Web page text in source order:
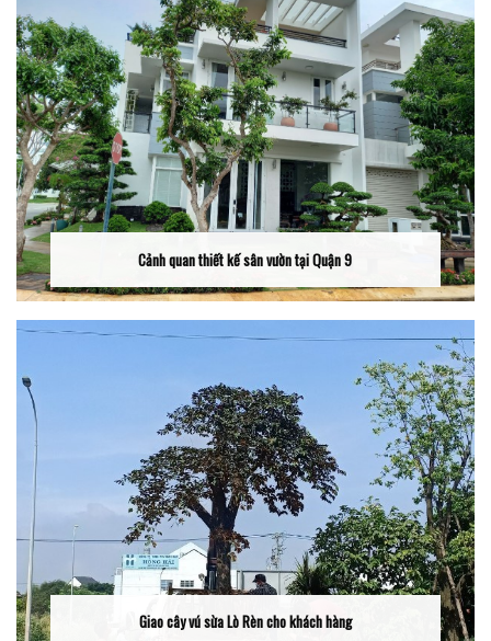
Cảnh quan thiết kế sân vườn tại Quận 9
Giao cây vú sừa Lò Rèn cho khách hàng